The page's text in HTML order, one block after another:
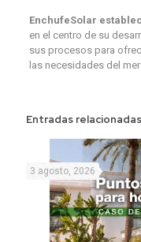
EnchufeSolar
en el centro de su
sus procesos para
las necesidades del
Entradas relacionadas
3 agosto, 2026